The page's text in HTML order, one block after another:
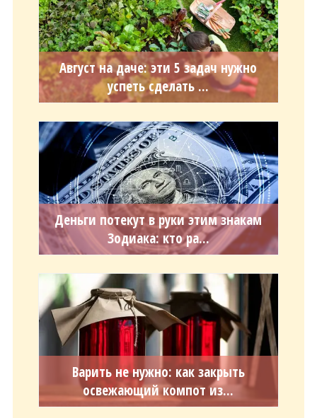
Август на даче: эти 5 задач нужно
успеть сделать ...
Деньги потекут в руки этим знакам
Зодиака: кто ра...
Варить не нужно: как закрыть
освежающий компот из...